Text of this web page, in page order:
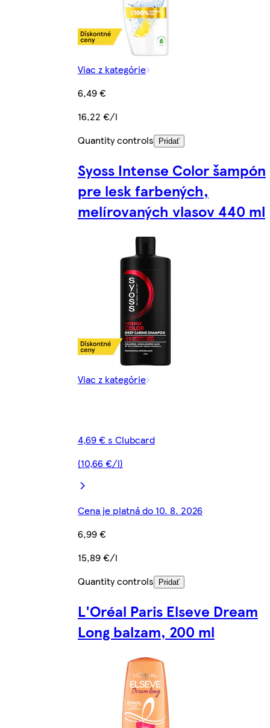
Viac z kategórie
6,49 €
16,22 €/l
Quantity controls
Pridať
Syoss Intense Color šampón
pre lesk farbených,
melírovaných vlasov 440 ml
Viac z kategórie
4,69 € s Clubcard
(10,66 €/l)
Cena je platná do 10. 8. 2026
6,99 €
15,89 €/l
Quantity controls
Pridať
L'Oréal Paris Elseve Dream
Long balzam, 200 ml